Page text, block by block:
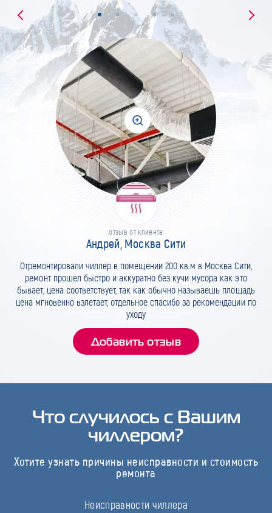
отзыв от клиента
Андрей, Москва Сити
Отремонтировали чиллер в помещении 200 кв.м в Москва Сити,
ремонт прошел быстро и аккуратно без кучи мусора как это
бывает, цена соответствует, так как обычно называешь площадь
цена мгновенно взлетает, отдельное спасибо за рекомендации по
уходу
Добавить отзыв
Что случилось с Вашим
чиллером?
Хотите узнать причины неисправности и стоимость
ремонта
Неисправности чиллера